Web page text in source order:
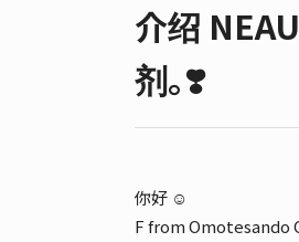
介绍
剂。❣️
你好 ☺️
F from Omotesando